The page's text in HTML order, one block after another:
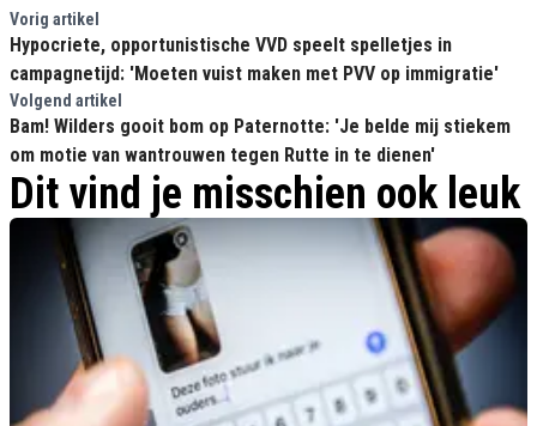
Vorig artikel
Hypocriete, opportunistische VVD speelt spelletjes in
campagnetijd: 'Moeten vuist maken met PVV op immigratie'
Volgend artikel
Bam! Wilders gooit bom op Paternotte: 'Je belde mij stiekem
om motie van wantrouwen tegen Rutte in te dienen'
Dit vind je misschien ook leuk